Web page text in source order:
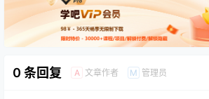
0 条回复 A 文章作者 M 管理员